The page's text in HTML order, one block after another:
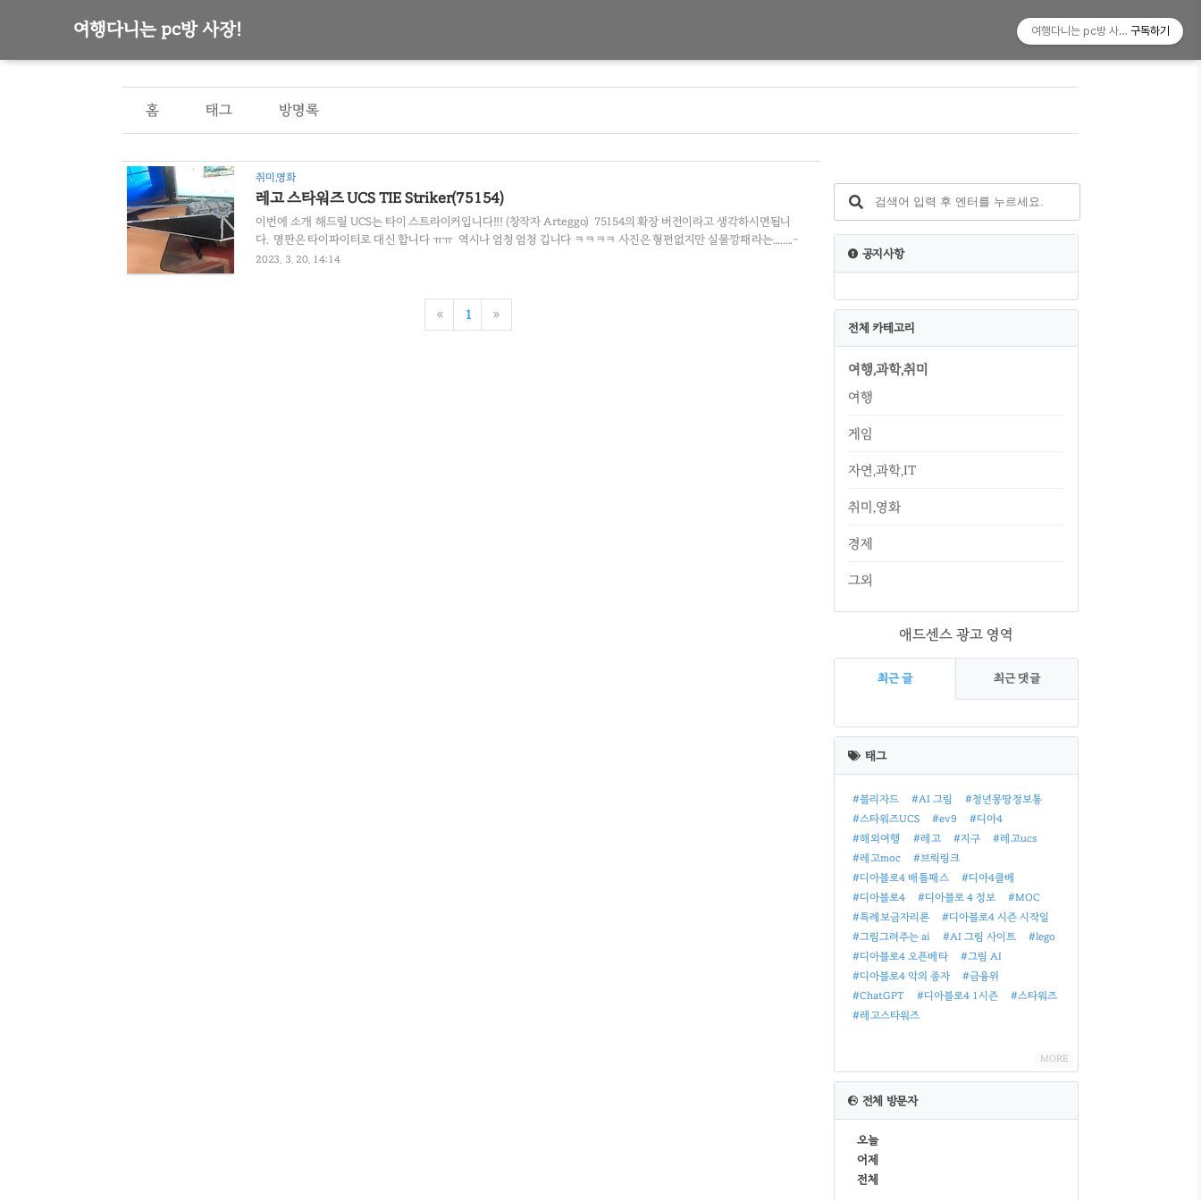
여행다니는 pc방 사장!
홈 태그 방명록
취미,영화
레고 스타워즈 UCS TIE Striker(75154)
이번에 소개 해드릴 UCS는 타이 스트라이커입니다!!! (창작자 Arteggo) ​ 75154의 확장 버전이라고 생각하시면됩니
다. ​ 명판은 타이파이터로 대신 합니다 ㅠㅠ ​ 역시나 엄청 엄청 깁니다 ㅋㅋㅋㅋ 사진은 형편없지만 실물깡패라는........-
_-; 날개 위로 올린 모습1 날개 위로 올린 모습2 타이인터셉터와 길이 비교겸... 75154 제품 2개를 구매하여 만든 제품
2023. 3. 20. 14:14
« 1 »
공지사항
전체 카테고리
여행,과학,취미
여행
게임
자연,과학,IT
취미,영화
경제
그외
애드센스 광고 영역
최근 글 최근 댓글
최
근
글
태그
#블리자드 #AI 그림
#청년몽땅정보통
#스타워즈UCS
#ev9
#디아4
#해외여행
#레고 #지구
#레고ucs
#레고moc
#브릭링크
#디아블로4 배틀패스
#디아4클베
#디아블로4
#디아블로 4 정보
#MOC
#특례보금자리론
#디아블로4 시즌 시작일
#그림그려주는 ai
#AI 그림 사이트
#lego
#디아블로4 오픈베타
#그림 AI
#디아블로4 악의 종자
#금융위
#ChatGPT
#디아블로4 1시즌
#스타워즈
#레고스타워즈
MORE
전체 방문자
오늘
어제
전체
여행다니는 pc방 사장!구독하기